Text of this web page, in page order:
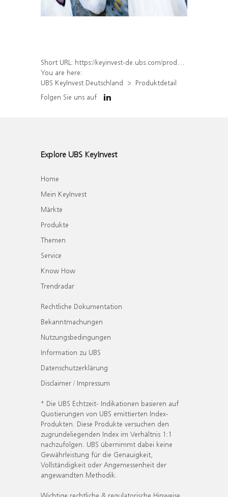
Short URL: https://keyinvest-de.ubs.com/produkt/detail/index/isin/DE000WA51YL9
You are here:
UBS KeyInvest Deutschland
Produktdetail
Folgen Sie uns auf
Explore UBS KeyInvest
Home
Mein KeyInvest
Märkte
Produkte
Themen
Service
Know How
Trendradar
Rechtliche Dokumentation
Bekanntmachungen
Nutzungsbedingungen
Information zu UBS
Datenschutzerklärung
Disclaimer / Impressum
* Die UBS Echtzeit- Indikationen basieren auf
Quotierungen von UBS emittierten Index-
Produkten. Diese Produkte versuchen den
zugrundeliegenden Index im Verhältnis 1:1
nachzufolgen. UBS übernimmt dabei keine
Gewährleistung für die Genauigkeit,
Vollständigkeit oder Angemessenheit der
angewandten Methodik.